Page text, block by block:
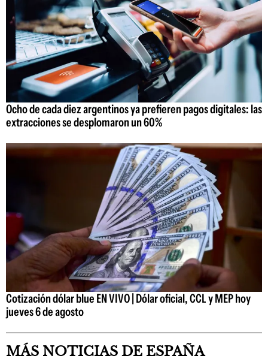
Ocho de cada diez argentinos ya prefieren pagos digitales: las
extracciones se desplomaron un 60%
Cotización dólar blue EN VIVO | Dólar oficial, CCL y MEP hoy
jueves 6 de agosto
MÁS NOTICIAS DE ESPAÑA